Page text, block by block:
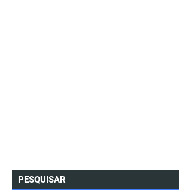
PESQUISAR